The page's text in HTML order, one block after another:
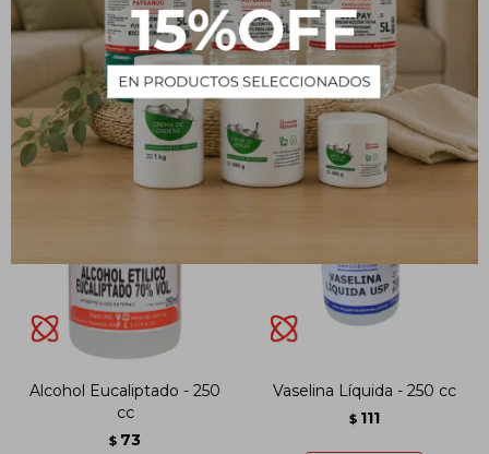
$ 219
Alcohol Eucaliptado - 250
cc
$ 73
Vaselina Líquida - 250 cc
$ 111